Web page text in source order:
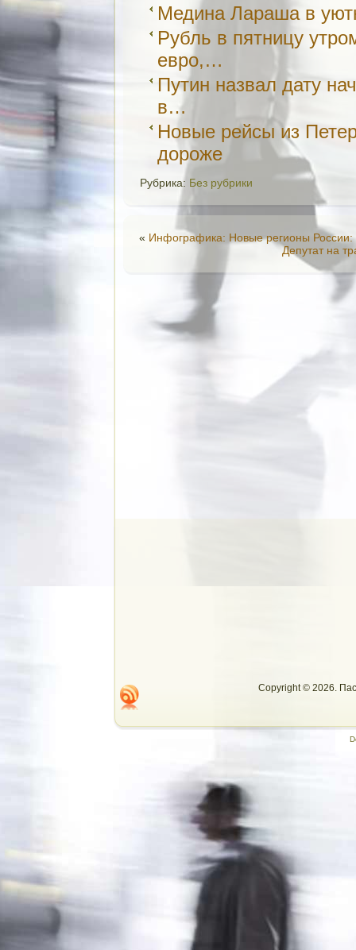
Медина Лараша в
Рубль в пятницу
евро,…
Путин назвал дату
в…
Новые рейсы из
дороже
Рубрика: Без рубрики
« Инфографика: Новые регионы
Депутат на
Copyright © 2026.